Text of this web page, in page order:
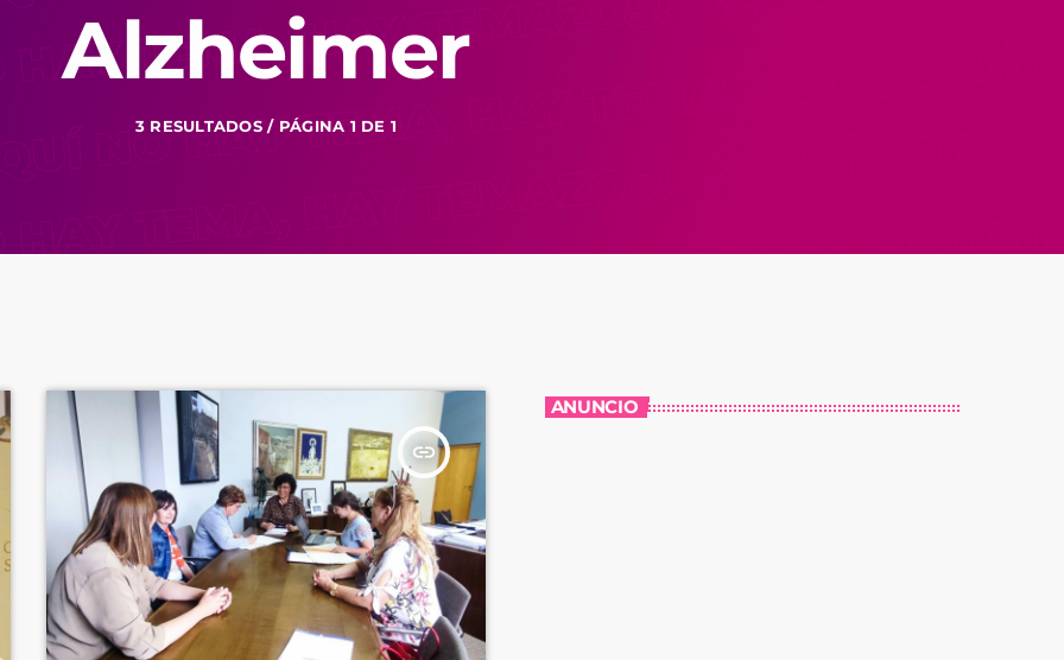
Alzheimer
3 RESULTADOS / PÁGINA 1 DE 1
insert_link
ANUNCIO